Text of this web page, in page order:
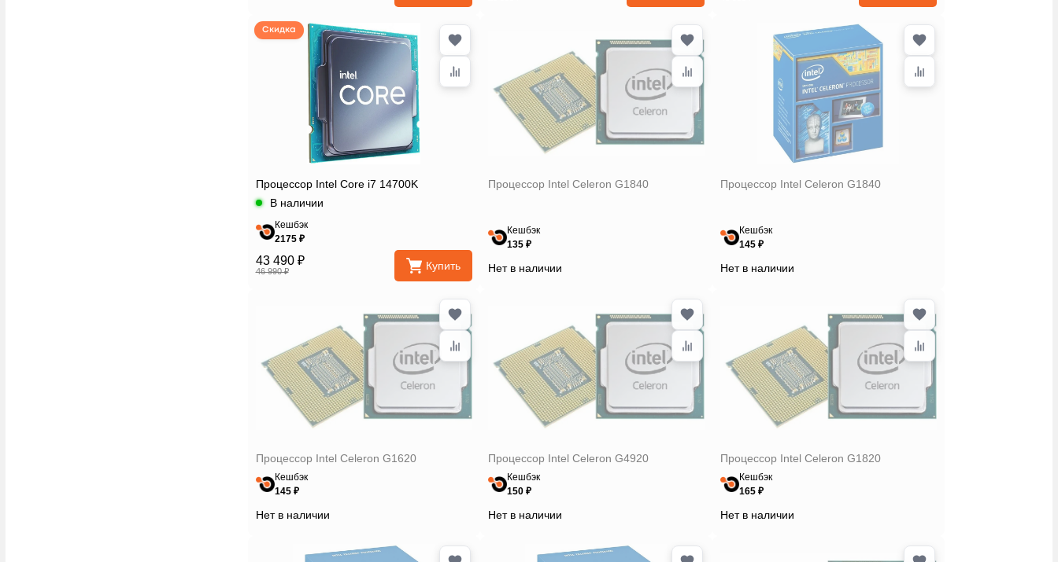
Скидка
Процессор Intel Core i7 14700K
В наличии
Кешбэк
2175 ₽
43 490 ₽
46 990 ₽ Купить
Процессор Intel Celeron G1840
Кешбэк
135 ₽
Нет в наличии
Процессор Intel Celeron G1840
Кешбэк
145 ₽
Нет в наличии
Процессор Intel Celeron G1620
Кешбэк
145 ₽
Нет в наличии
Процессор Intel Celeron G4920
Кешбэк
150 ₽
Нет в наличии
Процессор Intel Celeron G1820
Кешбэк
165 ₽
Нет в наличии